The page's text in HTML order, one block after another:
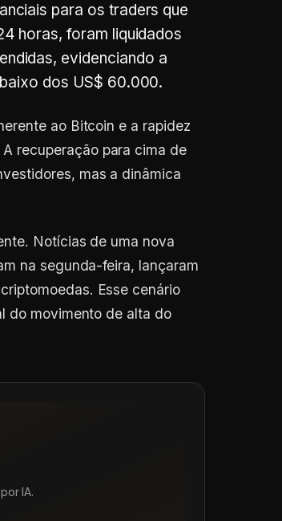
para os traders que
horas, foram liquidados
evidenciando a
dos US$ 60.000.
ao Bitcoin e a rapidez
recuperação para cima de
mas a dinâmica
Notícias de uma nova
na segunda-feira, lançaram
Esse cenário
do movimento de alta do
IA.